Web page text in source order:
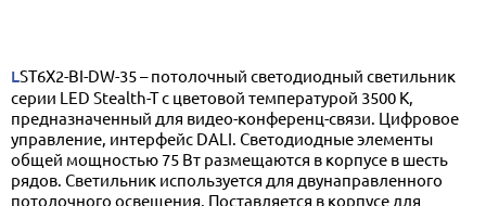
LST6X2-BI-DW-35 – потолочный светодиодный светильник
серии LED Stealth-T с цветовой температурой 3500 К,
предназначенный для видео-конференц-связи. Цифровое
управление, интерфейс DALI. Светодиодные элементы
общей мощностью 75 Вт размещаются в корпусе в шесть
рядов. Светильник используется для двунаправленного
потолочного освещения. Поставляется в корпусе для